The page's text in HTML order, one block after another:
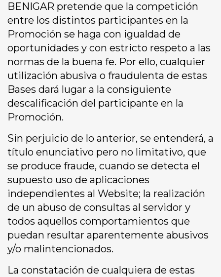
BENIGAR pretende que la competición
entre los distintos participantes en la
Promoción se haga con igualdad de
oportunidades y con estricto respeto a las
normas de la buena fe. Por ello, cualquier
utilización abusiva o fraudulenta de estas
Bases dará lugar a la consiguiente
descalificación del participante en la
Promoción.
Sin perjuicio de lo anterior, se entenderá, a
título enunciativo pero no limitativo, que
se produce fraude, cuando se detecta el
supuesto uso de aplicaciones
independientes al Website; la realización
de un abuso de consultas al servidor y
todos aquellos comportamientos que
puedan resultar aparentemente abusivos
y/o malintencionados.
La constatación de cualquiera de estas